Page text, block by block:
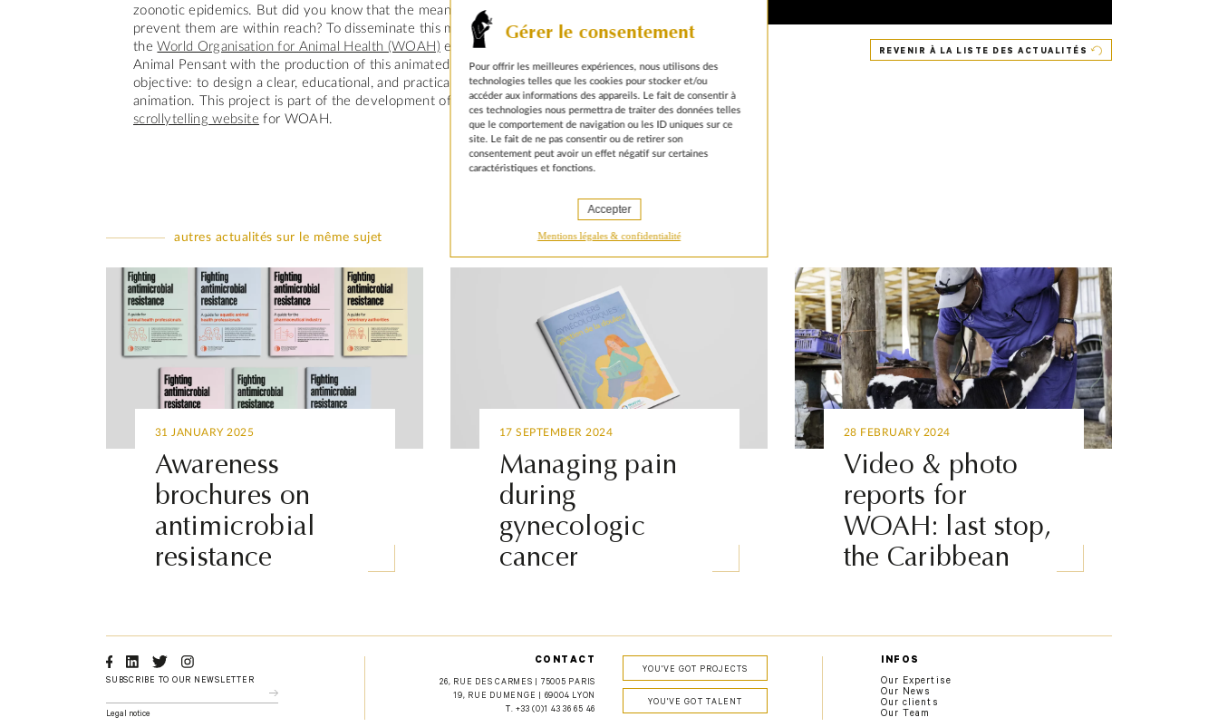
Gérer le consentement
Pour offrir les meilleures expériences, nous utilisons des
technologies telles que les cookies pour stocker et/ou
accéder aux informations des appareils. Le fait de consentir à
ces technologies nous permettra de traiter des données telles
que le comportement de navigation ou les ID uniques sur ce
site. Le fait de ne pas consentir ou de retirer son
consentement peut avoir un effet négatif sur certaines
caractéristiques et fonctions.
Accepter
Mentions légales & confidentialité
zoonotic epidemics. But did you know that the means to
prevent them are within reach? To disseminate this message,
theWorld Organisation for Animal Health (WOAH) entrusted
Animal Pensant with the production of this animated film. Our
objective: to design a clear, educational, and practical
animation. This project is part of the development of a
scrollytelling website for WOAH.
REVENIR À LA LISTE DES ACTUALITÉS
autres actualités sur le même sujet
31 JANUARY 2025
Awareness
brochures on
antimicrobial
resistance
17 SEPTEMBER 2024
Managing pain
during
gynecologic
cancer
28 FEBRUARY 2024
Video & photo
reports for
WOAH: last stop,
the Caribbean
Facebook Linkedin Twitter
SUBSCRIBE TO OUR NEWSLETTER
Legal notice
CONTACT
26, RUE DES CARMES | 75005 PARIS
19, RUE DUMENGE | 69004 LYON
T. +33 (0)1 43 36 65 46
YOU'VE GOT PROJECTS
YOU'VE GOT TALENT
INFOS
Our Expertise
Our News
Our clients
Our Team